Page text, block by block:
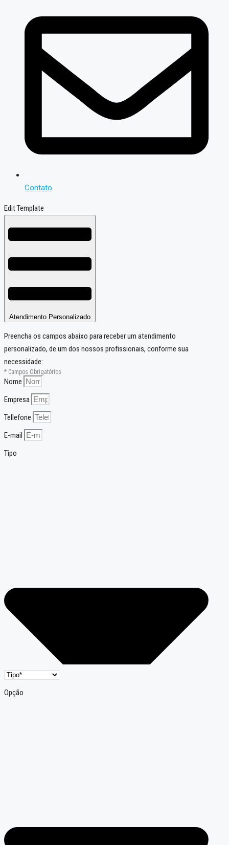
Contato
Edit Template
Atendimento Personalizado
Preencha os campos abaixo para receber um atendimento
personalizado, de um dos nossos profissionais, conforme sua
necessidade:
* Campos Obrigatórios
Nome
Empresa
Tellefone
E-mail
Tipo
Opção